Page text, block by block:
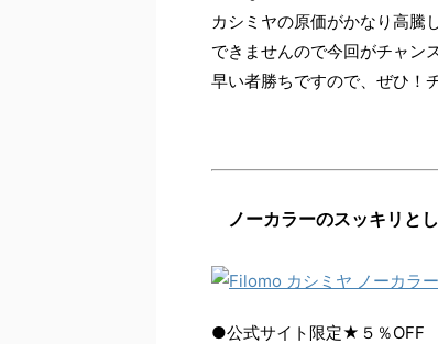
カシミヤの原価がかなり高騰
できませんので今回がチャン
早い者勝ちですので、ぜひ！
ノーカラーのスッキリと
●公式サイト限定★５％OFF